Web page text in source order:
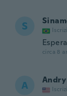
S
circa 8
A Andry